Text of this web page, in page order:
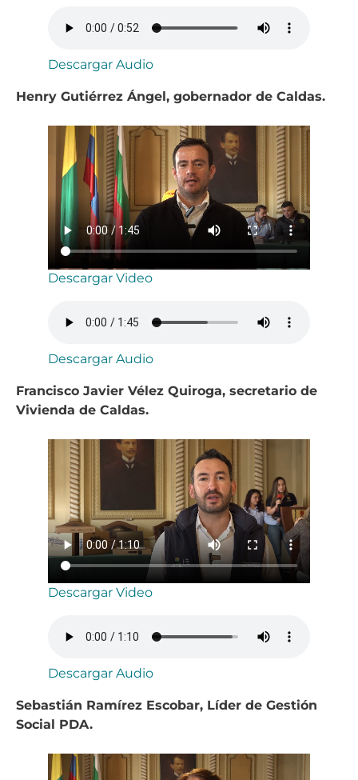
Descargar Audio
Henry Gutiérrez Ángel, gobernador de Caldas.
Descargar Video
Descargar Audio
Francisco Javier Vélez Quiroga, secretario de
Vivienda de Caldas.
Descargar Video
Descargar Audio
⁠Sebastián Ramírez Escobar, Líder de Gestión
Social PDA.